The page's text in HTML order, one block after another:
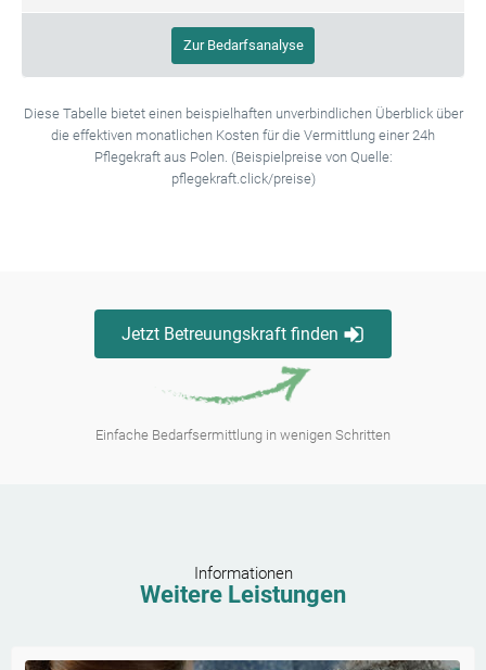
Zur Bedarfsanalyse
Diese Tabelle bietet einen beispielhaften unverbindlichen Überblick über
die effektiven monatlichen Kosten für die Vermittlung einer 24h
Pflegekraft aus Polen. (Beispielpreise von Quelle:
pflegekraft.click/preise)
Jetzt Betreuungskraft finden
Einfache Bedarfsermittlung in wenigen Schritten
Informationen
Weitere Leistungen